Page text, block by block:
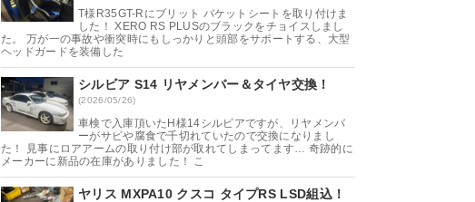
T様R35GT-Rにブリット バケットシートを取り付けま
した！ XERO RS PLUSのブラックをチョイスしまし
た。 万が一の事故や衝突時にもしっかりと頭部をサポートする、大型
ヘッドガードを装備した
シルビア S14 リヤメンバー＆タイヤ交換！
(2026/05/26)
車検で入庫頂いたH様14シルビアですが、リヤメンバ
ーがサビや腐食で千切れていたので交換になりまし
た！ 見事にロアアームの取り付け部が取れてしまってます… 奇跡的に
メーカーに新品の在庫がありました！ こ
ヤリス MXPA10 クスコ タイプRS LSD組込！